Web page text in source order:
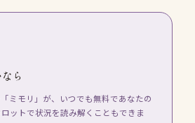
ら
ミモリ」が、いつでも無料であなたの
ットで状況を読み解くこともできま